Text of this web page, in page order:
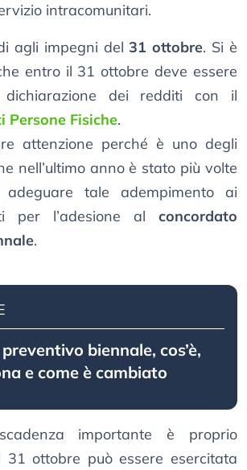
intracomunitari.
agli impegni del31 ottobre. Si è
entro il 31 ottobre deve essere
dei redditi con il
Persone Fisiche.
attenzione perché è uno degli
nell’ultimo anno è stato più volte
tale adempimento ai
per l’adesione al concordato
.
biennale, cos’è,
e come è cambiato
importante è proprio
31 ottobre può essere esercitata